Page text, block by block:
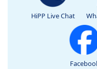
HiPP Live Chat